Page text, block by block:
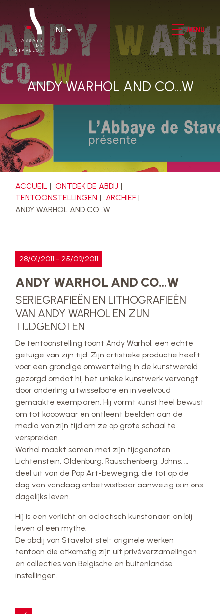
NL MENU
ANDY WARHOL AND CO…W
ACCUEIL
ONTDEK DE ABDIJ
TENTOONSTELLINGEN
ARCHIEF
ANDY WARHOL AND CO…W
28/01/2011 - 25/09/2011
ANDY WARHOL AND CO…W
SERIEGRAFIEËN EN LITHOGRAFIEËN
VAN ANDY WARHOL EN ZIJN
TIJDGENOTEN
De tentoonstelling toont Andy Warhol, een echte
getuige van zijn tijd. Zijn artistieke productie heeft
voor een grondige omwenteling in de kunstwereld
gezorgd omdat hij het unieke kunstwerk vervangt
door onderling uitwisselbare en in veelvoud
gemaakte exemplaren. Hij vormt kunst heel bewust
om tot koopwaar en ontleent beelden aan de
media van zijn tijd om ze op grote schaal te
verspreiden.
Warhol maakt samen met zijn tijdgenoten
Lichtenstein, Oldenburg, Rauschenberg, Johns, …
deel uit van de Pop Art-beweging, die tot op de
dag van vandaag onbetwistbaar aanwezig is in ons
dagelijks leven.
Hij is een verlicht en eclectisch kunstenaar, en bij
leven al een mythe.
De abdij van Stavelot stelt originele werken
tentoon die afkomstig zijn uit privéverzamelingen
en collecties van Belgische en buitenlandse
instellingen.